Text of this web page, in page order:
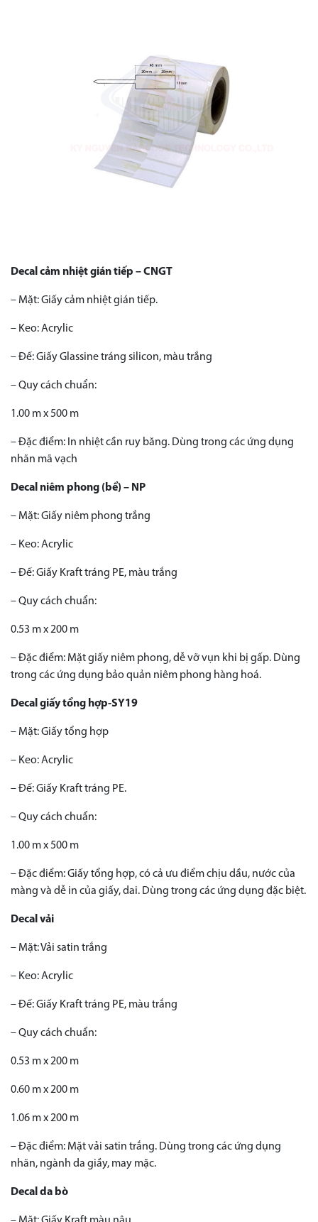
Decal cảm nhiệt gián tiếp – CNGT
– Mặt: Giấy cảm nhiệt gián tiếp.
– Keo: Acrylic
– Đế: Giấy Glassine tráng silicon, màu trắng
– Quy cách chuẩn:
1.00 m x 500 m
– Đặc điểm: In nhiệt cần ruy băng. Dùng trong các ứng dụng
nhãn mã vạch
Decal niêm phong (bể) – NP
– Mặt: Giấy niêm phong trắng
– Keo: Acrylic
– Đế: Giấy Kraft tráng PE, màu trắng
– Quy cách chuẩn:
0.53 m x 200 m
– Đặc điểm: Mặt giấy niêm phong, dễ vỡ vụn khi bị gấp. Dùng
trong các ứng dụng bảo quản niêm phong hàng hoá.
Decal giấy tổng hợp-SY19
– Mặt: Giấy tổng hợp
– Keo: Acrylic
– Đế: Giấy Kraft tráng PE.
– Quy cách chuẩn:
1.00 m x 500 m
– Đặc điểm: Giấy tổng hợp, có cả ưu điểm chịu dầu, nước của
màng và dễ in của giấy, dai. Dùng trong các ứng dụng đặc biệt.
Decal vải
– Mặt: Vải satin trắng
– Keo: Acrylic
– Đế: Giấy Kraft tráng PE, màu trắng
– Quy cách chuẩn:
0.53 m x 200 m
0.60 m x 200 m
1.06 m x 200 m
– Đặc điểm: Mặt vải satin trắng. Dùng trong các ứng dụng
nhãn, ngành da giầy, may mặc.
Decal da bò